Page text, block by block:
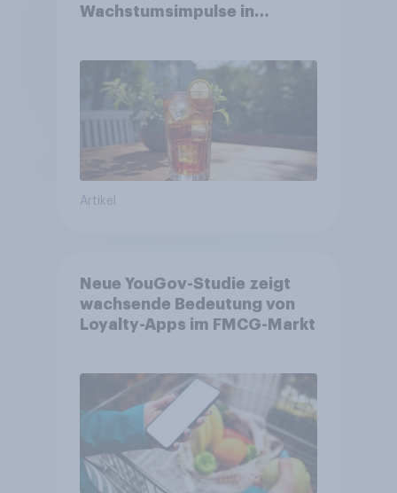
Wachstumsimpulse in
Artikel
Neue YouGov-Studie zeigt
wachsende Bedeutung von
Loyalty-Apps im FMCG-Markt